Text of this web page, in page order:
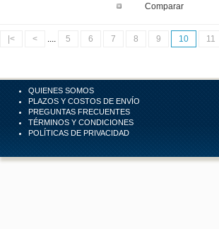
Comparar
|< < .... 5 6 7 8 9 10 11
QUIENES SOMOS
PLAZOS Y COSTOS DE ENVÍO
PREGUNTAS FRECUENTES
TÉRMINOS Y CONDICIONES
POLÍTICAS DE PRIVACIDAD